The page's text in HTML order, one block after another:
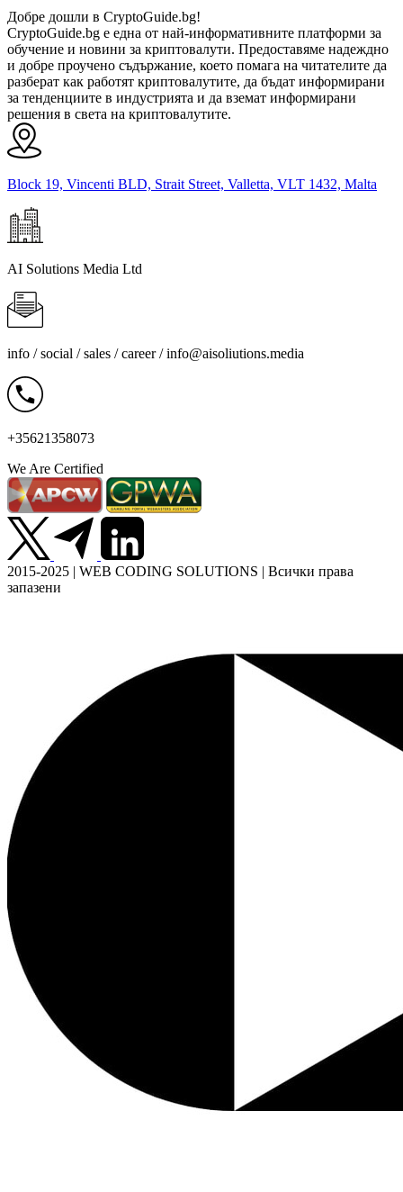
Добре дошли в CryptoGuide.bg!
CryptoGuide.bg е една от най-информативните платформи за
обучение и новини за криптовалути. Предоставяме надеждно
и добре проучено съдържание, което помага на читателите да
разберат как работят криптовалутите, да бъдат информирани
за тенденциите в индустрията и да вземат информирани
решения в света на криптовалутите.
Block 19, Vincenti BLD, Strait Street, Valletta, VLT 1432, Malta
AI Solutions Media Ltd
info / social / sales / career /info@aisoliutions.media
+35621358073
We Are Certified
2015-2025 | WEB CODING SOLUTIONS | Всички права
запазени